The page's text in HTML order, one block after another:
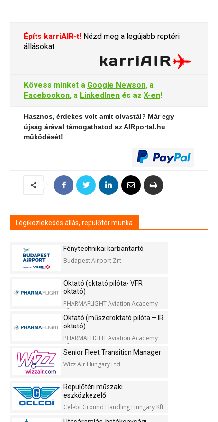
Építs karriAIR-t! Nézd meg a legújabb reptéri
állásokat:
Kövess minket a Google Newson, a
Facebookon, a LinkedInen és az X-en!
Hasznos, érdekes volt amit olvastál? Már egy
újság árával támogathatod az AIRportal.hu
működését!
Légiközlekedés állás, repülőtér munka
Fénytechnikai karbantartó
Budapest Airport Zrt.
Oktató (oktató pilóta- VFR
oktató)
PHARMAFLIGHT Aviation Academy
Kft.
Oktató (műszeroktató pilóta – IR
oktató)
PHARMAFLIGHT Aviation Academy
Kft.
Senior Fleet Transition Manager
Wizz Air Hungary Ltd.
Repülőtéri műszaki
eszközkezelő
Celebi Ground Handling Hungary Kft.